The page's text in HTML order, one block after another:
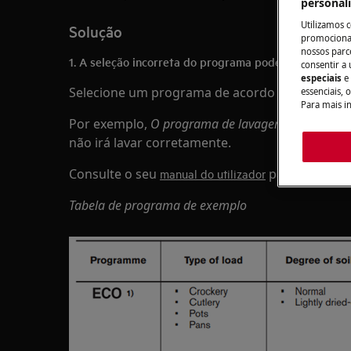
Solução
1. A seleção incorreta do programa pode resultar
Selecione um programa de acordo com otipo
Por exemplo, O programa de lavagem rápida
não irá lavar corretamente.
Consulte o seu manual do utilizador para
Tabela de programa de exemplo
Utilizamos
nossos
consentir a
especiais e
essenciais,
Para mais